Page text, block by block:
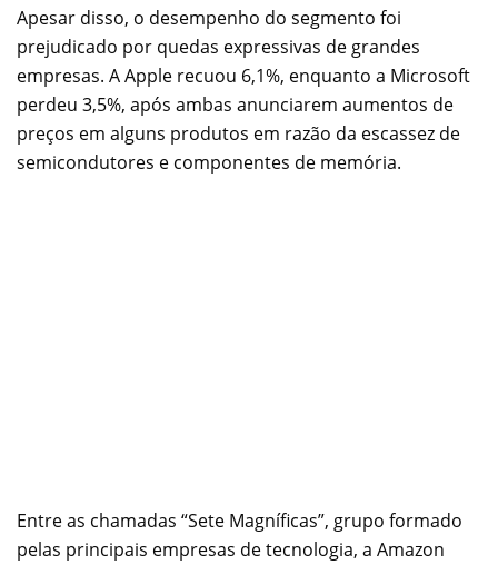
Apesar disso, o desempenho do segmento foi
prejudicado por quedas expressivas de grandes
empresas. A Apple recuou 6,1%, enquanto a Microsoft
perdeu 3,5%, após ambas anunciarem aumentos de
preços em alguns produtos em razão da escassez de
semicondutores e componentes de memória.
Entre as chamadas “Sete Magníficas”, grupo formado
pelas principais empresas de tecnologia, a Amazon